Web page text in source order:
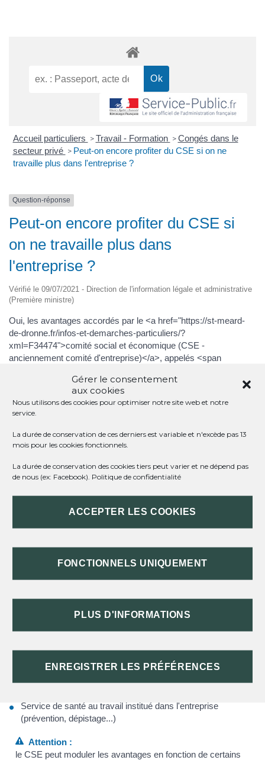
Gérer le consentement
aux cookies
Nous utilisons des cookies pour optimiser notre site web et notre
service.
La durée de conservation de ces derniers est variable et n'excède pas 13
mois pour les cookies fonctionnels.
La durée de conservation des cookies tiers peut varier et ne dépend pas
de nous (ex: Facebook). Politique de confidentialité
ACCEPTER LES COOKIES
FONCTIONNELS UNIQUEMENT
PLUS D'INFORMATIONS
ENREGISTRER LES PRÉFÉRENCES
Accueil particuliers > Travail - Formation > Congés dans le
secteur privé > Peut-on encore profiter du CSE si on ne
travaille plus dans l'entreprise ?
Question-réponse
Peut-on encore profiter du CSE si
on ne travaille plus dans
l'entreprise ?
Vérifié le 09/07/2021 - Direction de l'information légale et administrative
(Première ministre)
Oui, les avantages accordés par le <a href="https://st-meard-
de-dronne.fr/infos-et-demarches-particuliers/?
xml=F34474">comité social et économique (CSE -
anciennement comité d'entreprise)</a>, appelés <span
sont destinés aux salariés ou anciens salariés de l'entreprise et
Le CSE réserve les activités sociales et culturelles
suspendu, pour congé parental par exemple) et à leur famille.
départ : retraite, démission, licenciement, fin de CDD...) peuvent
également bénéficier des activités sociales et culturelles du
CSE.
Ces activités sociales et culturelles peuvent prévoir notamment
logements, jardins familiaux, crèches, colonies de
vacances...)
d'apprentissage et de formation professionnelle, cercles
d'études, cours de culture générale...)
l'employeur
Prestations sociales de prévoyance et d'entraide (institutions
Service de santé au travail institué dans l'entreprise
(prévention, dépistage...)
Attention :
le CSE peut moduler les avantages en fonction de certains